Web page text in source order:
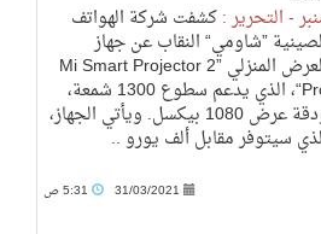
- التحرير :كشفت شركة الهواتف
”شاومي“ النقاب عن جهاز
العرض المنزلي ”Mi Smart Projector 2
Pro“، الذي يدعم سطوع 1300 شمعة،
ودقة عرض 1080 بيكسل. ويأتي الجهاز،
سيتوفر مقابل ألف يورو ..
31/03/2021